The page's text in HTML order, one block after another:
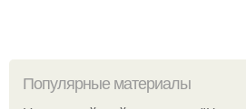
Популярные материалы